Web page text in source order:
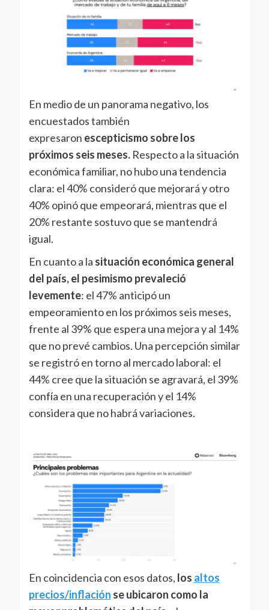
En medio de un panorama negativo, los
encuestados también
expresaron escepticismo sobre los
próximos seis meses.Respecto a la situación
económica familiar, no hubo una tendencia
clara: el 40% consideró que mejorará y otro
40% opinó que empeorará, mientras que el
20% restante sostuvo que se mantendrá
igual.
En cuanto a la situación económica general
del país, el pesimismo prevaleció
levemente: el 47% anticipó un
empeoramiento en los próximos seis meses,
frente al 39% que espera una mejora y al 14%
que no prevé cambios. Una percepción similar
se registró en torno al mercado laboral: el
44% cree que la situación se agravará, el 39%
confía en una recuperación y el 14%
considera que no habrá variaciones.
En coincidencia con esos datos, los altos
precios/inflación se ubicaron como la